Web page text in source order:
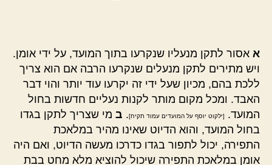
א אסור לתקן מנעליו שנקרעו בתוך המועד, על ידי אומן.
ויש מתירים לתקן מנעלים שנקרעו הרבה אם הוא צריך
ללכת בהם, מכיון שעל ידי זה יקרעו עוד יותר והוי דבר
האבד. ומכל מקום מותר לקנות נעליים חדשות בחול
המועד.
[ילקוט יוסף על המועדים עמוד תקיח]. ב מי שצריך לתקן בגדו
בחול המועד, והוא הדיוט שאינו מהיר במלאכת
התפירה, יכול לתפור בגדו כדרכו מעשה הדיוט, ואם היה
אומן במלאכת התפירה שיכול להוציא מלא מחט בבת